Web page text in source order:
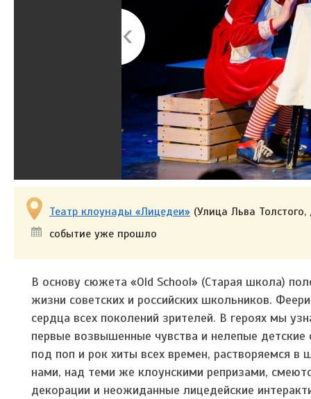
Театр клоунады «Лицедеи» (Улица Льва
событие уже прошло
В основу сюжета «Old School» (Старая школа)
жизни советских и российских школьников.
сердца всех поколений зрителей. В героях мы
первые возвышенные чувства и нелепые
под поп и рок хиты всех времен, растворяемся
нами, над теми же клоунскими репризами,
декорации и неожиданные лицедейские